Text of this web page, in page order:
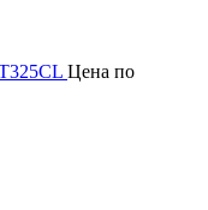
Цена по